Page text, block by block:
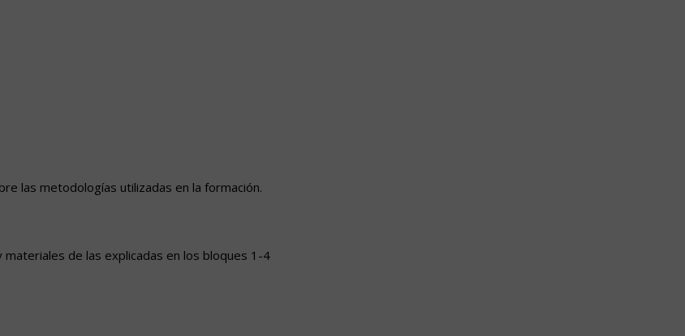
las metodologías utilizadas en la formación.
de las explicadas en los bloques 1-4